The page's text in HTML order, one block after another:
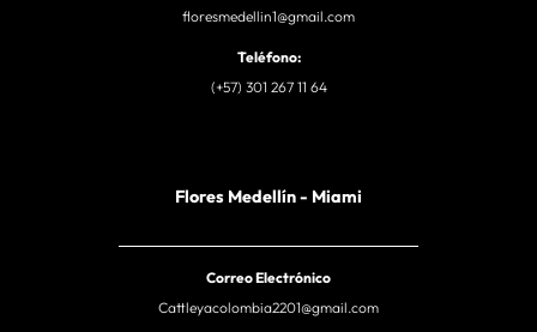
floresmedellin1@gmail.com
Teléfono:
(+57) 301 267 11 64
Flores Medellín - Miami
Correo Electrónico
Cattleyacolombia2201@gmail.com